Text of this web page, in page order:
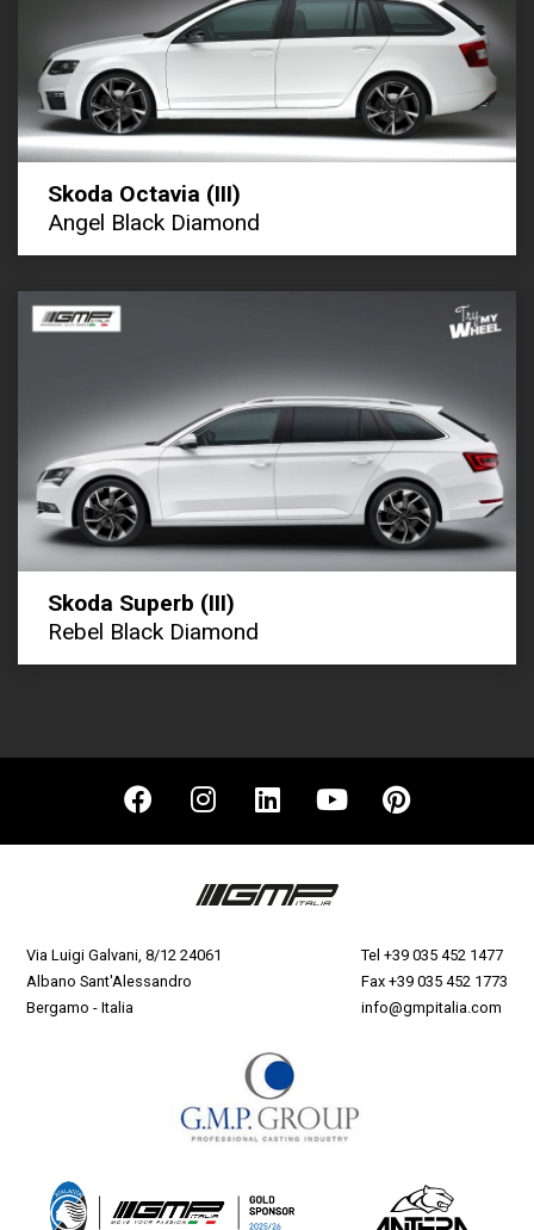
Skoda Octavia (III)
Angel Black Diamond
Skoda Superb (III)
Rebel Black Diamond
Via Luigi Galvani, 8/12 24061
Albano Sant'Alessandro
Bergamo - Italia
Tel +39 035 452 1477
Fax +39 035 452 1773
info@gmpitalia.com